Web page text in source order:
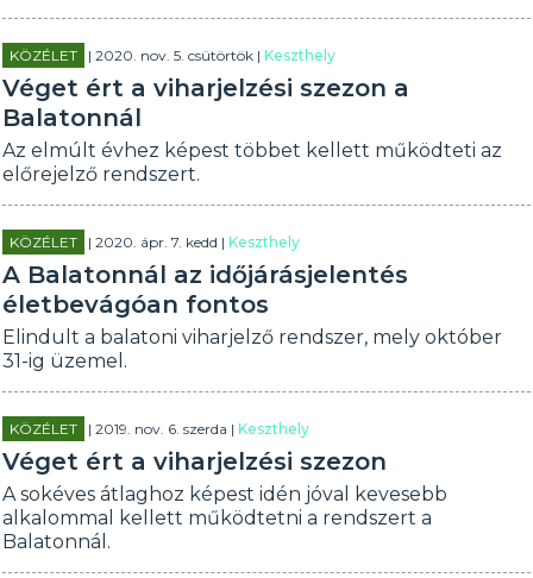
KÖZÉLET | 2020. nov. 5. csütörtök |Keszthely
Véget ért a viharjelzési szezon a
Balatonnál
Az elmúlt évhez képest többet kellett működteti az
előrejelző rendszert.
KÖZÉLET | 2020. ápr. 7. kedd |Keszthely
A Balatonnál az időjárásjelentés
életbevágóan fontos
Elindult a balatoni viharjelző rendszer, mely október
31-ig üzemel.
KÖZÉLET | 2019. nov. 6. szerda |Keszthely
Véget ért a viharjelzési szezon
A sokéves átlaghoz képest idén jóval kevesebb
alkalommal kellett működtetni a rendszert a
Balatonnál.